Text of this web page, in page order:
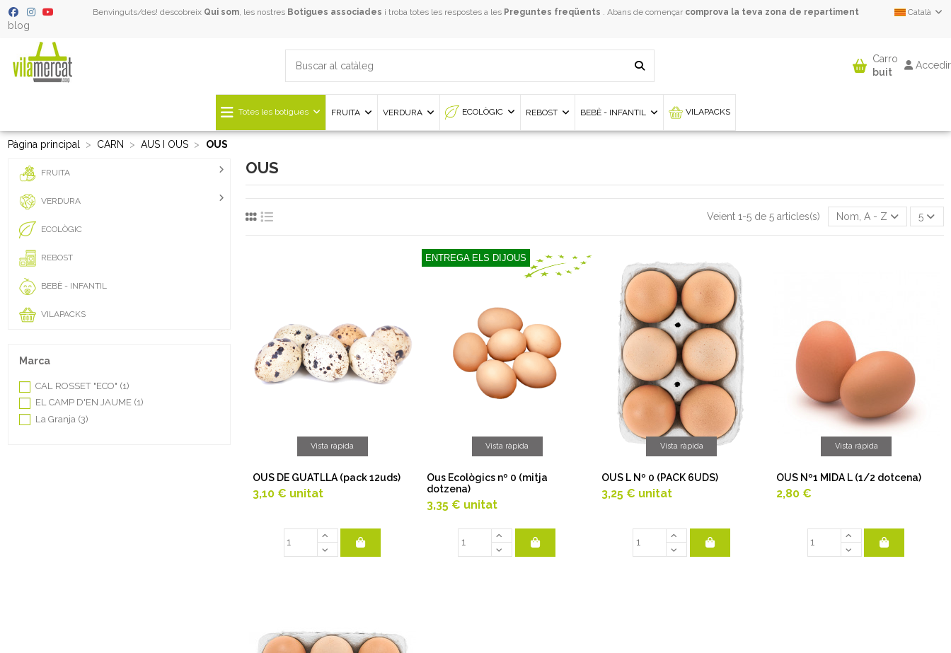
blog
Benvinguts/des! descobreix Qui som, les nostres Botigues associades i troba totes les respostes a les Preguntes freqüents . Abans de començar comprova la teva zona de repartiment Català
Carro
buit
Accedir
Totes les botigues FRUITA VERDURA ECOLÒGIC REBOST BEBÈ - INFANTIL VILAPACKS
Pàgina principal CARN AUS I OUS OUS
OUS
Veient 1-5 de 5 articles(s) Nom, A - Z 5
Vista ràpida
OUS DE GUATLLA (pack 12uds)
3,10 € unitat
ENTREGA ELS DIJOUS
Vista ràpida
Ous Ecològics nº 0 (mitja
dotzena)
3,35 € unitat
Vista ràpida
OUS L Nº 0 (PACK 6UDS)
3,25 € unitat
Vista ràpida
OUS Nº1 MIDA L (1/2 dotcena)
2,80 €
FRUITA
VERDURA
ECOLÒGIC
REBOST
BEBÈ - INFANTIL
VILAPACKS
Marca
CAL ROSSET "ECO" (1)
EL CAMP D'EN JAUME (1)
La Granja (3)